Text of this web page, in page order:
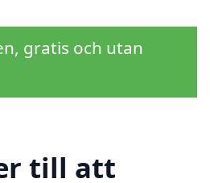
gratis och utan
till att